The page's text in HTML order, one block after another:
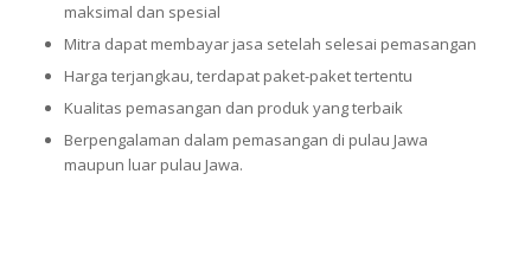
maksimal dan spesial
Mitra dapat membayar jasa setelah selesai pemasangan
Harga terjangkau, terdapat paket-paket tertentu
Kualitas pemasangan dan produk yang terbaik
Berpengalaman dalam pemasangan di pulau Jawa
maupun luar pulau Jawa.